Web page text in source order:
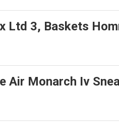
Ltd 3, Baskets
Air Monarch Iv